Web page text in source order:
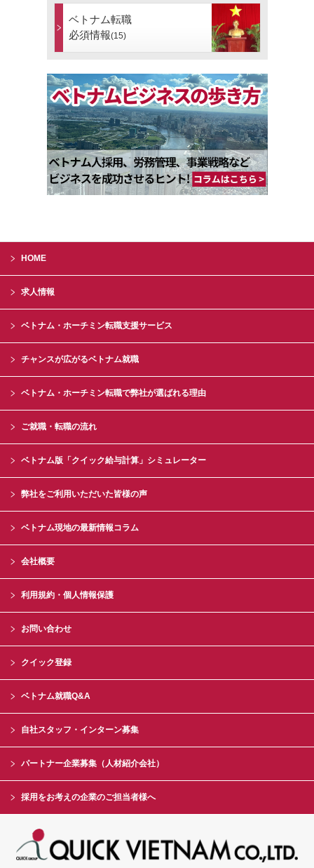
ベトナム転職
必須情報(15)
HOME
求人情報
ベトナム・ホーチミン転職支援サービス
チャンスが広がるベトナム就職
ベトナム・ホーチミン転職で弊社が選ばれる理由
ご就職・転職の流れ
ベトナム版「クイック給与計算」シミュレーター
弊社をご利用いただいた皆様の声
ベトナム現地の最新情報コラム
会社概要
利用規約・個人情報保護
お問い合わせ
クイック登録
ベトナム就職Q&A
自社スタッフ・インターン募集
パートナー企業募集（人材紹介会社）
採用をお考えの企業のご担当者様へ